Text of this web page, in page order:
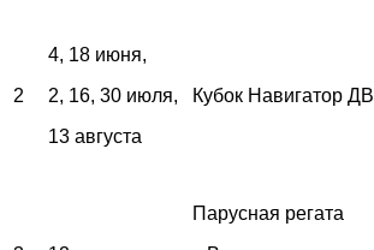
2
4, 18 июня,
2, 16, 30 июля,
13 августа
Кубок Навигатор ДВ
Парусная регата